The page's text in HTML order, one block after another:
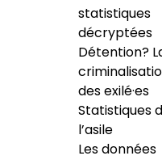
statistiques
décryptées
Détention?
des exilé·es
Statistiques
l’asile
Les données